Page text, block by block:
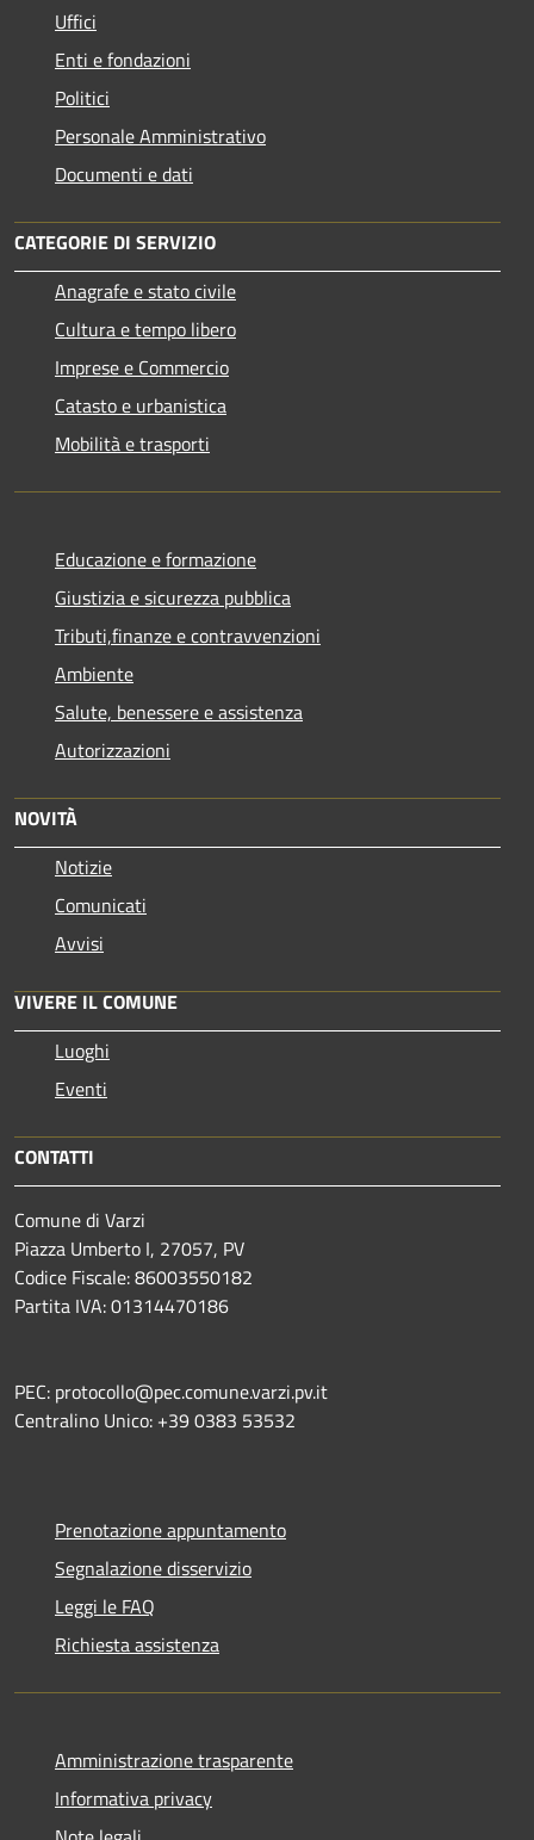
Uffici
Enti e fondazioni
Politici
Personale Amministrativo
Documenti e dati
CATEGORIE DI SERVIZIO
Anagrafe e stato civile
Cultura e tempo libero
Imprese e Commercio
Catasto e urbanistica
Mobilità e trasporti
Educazione e formazione
Giustizia e sicurezza pubblica
Tributi,finanze e contravvenzioni
Ambiente
Salute, benessere e assistenza
Autorizzazioni
NOVITÀ
Notizie
Comunicati
Avvisi
VIVERE IL COMUNE
Luoghi
Eventi
CONTATTI
Comune di Varzi
Piazza Umberto I, 27057, PV
Codice Fiscale: 86003550182
Partita IVA: 01314470186
PEC: protocollo@pec.comune.varzi.pv.it
Centralino Unico: +39 0383 53532
Prenotazione appuntamento
Segnalazione disservizio
Leggi le FAQ
Richiesta assistenza
Amministrazione trasparente
Informativa privacy